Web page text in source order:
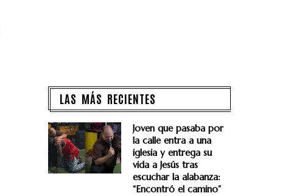
LAS MÁS RECIENTES
Joven que pasaba por
la calle entra a una
iglesia y entrega su
vida a Jesús tras
escuchar la alabanza:
“Encontró el camino”